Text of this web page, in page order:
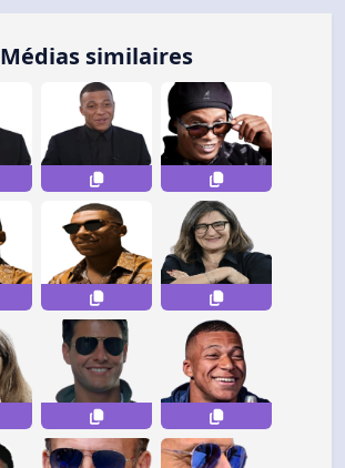
Médias similaires